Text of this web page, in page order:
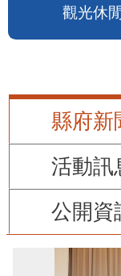
觀光休
縣府新
活動訊
公開資